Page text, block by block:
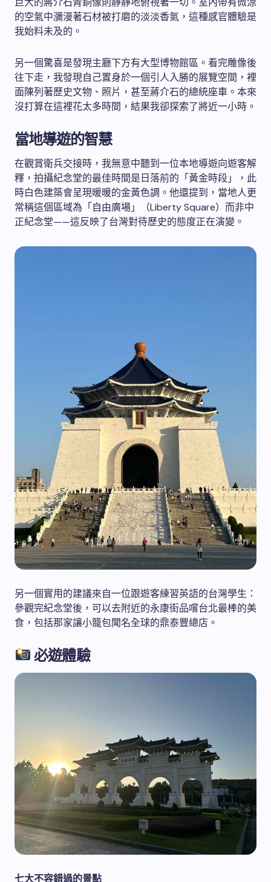
的空氣中瀰漫著石材被打磨的淡淡香氣，這種感官體驗是
我始料未及的。
另一個驚喜是發現主廳下方有大型博物館區。看完雕像後
往下走，我發現自己置身於一個引人入勝的展覽空間，裡
面陳列著歷史文物、照片，甚至蔣介石的總統座車。本來
沒打算在這裡花太多時間，結果我卻探索了將近一小時。
當地導遊的智慧
在觀賞衛兵交接時，我無意中聽到一位本地導遊向遊客解
釋，拍攝紀念堂的最佳時間是日落前的「黃金時段」，此
時白色建築會呈現暖暖的金黃色調。他還提到，當地人更
常稱這個區域為「自由廣場」（Liberty Square）而非中
正紀念堂——這反映了台灣對待歷史的態度正在演變。
另一個實用的建議來自一位跟遊客練習英語的台灣學生：
參觀完紀念堂後，可以去附近的永康街品嚐台北最棒的美
食，包括那家讓小籠包聞名全球的鼎泰豐總店。
必遊體驗
七大不容錯過的景點